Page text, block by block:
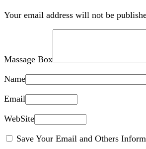
Your email address will not be
Massage Box
Name
Email
WebSite
Save Your Email and Others